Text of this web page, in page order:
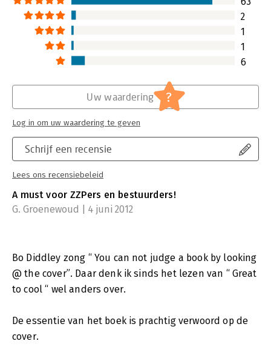
2
1
1
6
Schrijf een recensie
Lees ons recensiebeleid
Uw waardering ?
Log in om uw waardering te geven
A must voor ZZPers en bestuurders!
G. Groenewoud | 4 juni 2012
Bo Diddley zong “ You can not judge a book by looking
@ the cover”. Daar denk ik sinds het lezen van “ Great
to cool “ wel anders over.
De essentie van het boek is prachtig verwoord op de
cover.